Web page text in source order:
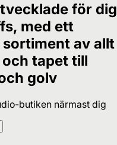
för dig
med ett
av allt
tapet till
golv
butiken närmast dig